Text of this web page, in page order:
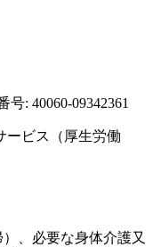
: 40060-09342361
ービス（厚生労働
、必要な身体介護又